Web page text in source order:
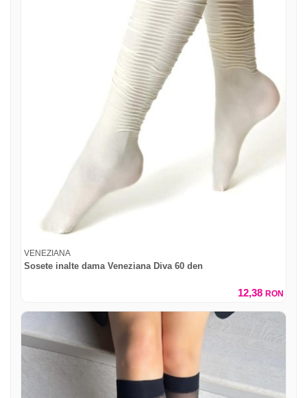
VENEZIANA
Sosete inalte dama Veneziana Diva 60 den
12,38 RON